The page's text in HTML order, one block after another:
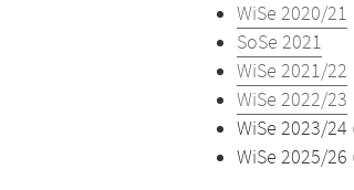
WiSe 2020/21
SoSe 2021
WiSe 2021/22
WiSe 2022/23
WiSe 2023/
WiSe 2025/